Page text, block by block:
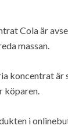
Cola är
massan.
koncentrat är
köparen.
i